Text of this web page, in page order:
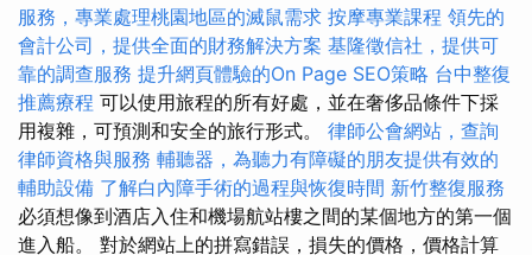
服務，專業處理桃園地區的滅鼠需求 按摩專業課程 領先的
會計公司，提供全面的財務解決方案 基隆徵信社，提供可
靠的調查服務 提升網頁體驗的On Page SEO策略 台中整復
推薦療程 可以使用旅程的所有好處，並在奢侈品條件下採
用複雜，可預測和安全的旅行形式。 律師公會網站，查詢
律師資格與服務 輔聽器，為聽力有障礙的朋友提供有效的
輔助設備 了解白內障手術的過程與恢復時間 新竹整復服務
必須想像到酒店入住和機場航站樓之間的某個地方的第一個
進入船。 對於網站上的拼寫錯誤，損失的價格，價格計算